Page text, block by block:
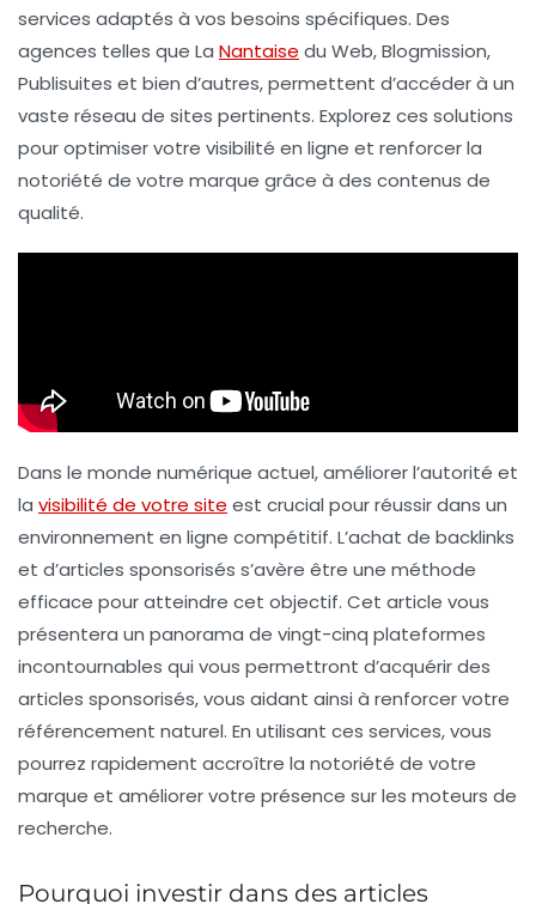
services adaptés à vos besoins spécifiques. Des
agences telles que La Nantaise du Web,Blogmission,
Publisuites et bien d’autres, permettent d’accéder à un
vaste réseau de sites pertinents. Explorez ces solutions
pouroptimiser votre visibilité en ligne et renforcer la
notoriété de votre marque grâce à des contenus de
qualité.
Dans le monde numérique actuel, améliorer l’autorité et
la visibilité de votre site est crucial pour réussir dans un
environnement en ligne compétitif. L’achat de backlinks
et d’articles sponsorisés s’avère être une méthode
efficace pour atteindre cet objectif. Cet article vous
présentera un panorama de vingt-cinq plateformes
incontournables qui vous permettront d’acquérir des
articles sponsorisés, vous aidant ainsi à renforcer votre
référencement naturel. En utilisant ces services, vous
pourrez rapidement accroître la notoriété de votre
marque et améliorer votre présence sur les moteurs de
recherche.
Pourquoi investir dans des articles